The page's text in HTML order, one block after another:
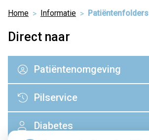
Home Informatie Patiëntenfolders
Direct naar
Patiëntenomgeving
Pilservice
Diabetes